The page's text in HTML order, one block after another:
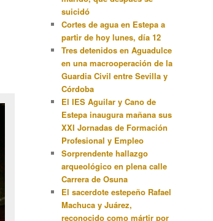
suicidó
Cortes de agua en Estepa a
partir de hoy lunes, día 12
Tres detenidos en Aguadulce
en una macrooperación de la
Guardia Civil entre Sevilla y
Córdoba
El IES Aguilar y Cano de
Estepa inaugura mañana sus
XXI Jornadas de Formación
Profesional y Empleo
Sorprendente hallazgo
arqueológico en plena calle
Carrera de Osuna
El sacerdote estepeño Rafael
Machuca y Juárez,
reconocido como mártir por